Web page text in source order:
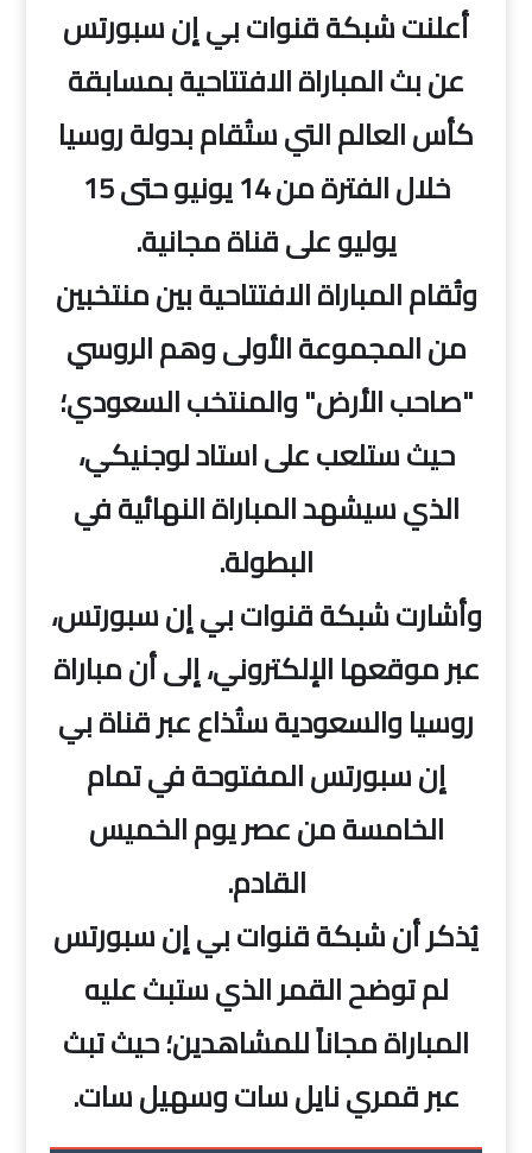
أعلنت شبكة قنوات بي إن سبورتس
عن بث المباراة الافتتاحية بمسابقة
كأس العالم التي ستُقام بدولة روسيا
خلال الفترة من 14 يونيو حتى 15
يوليو على قناة مجانية.
وتُقام المباراة الافتتاحية بين منتخبين
من المجموعة الأولى وهم الروسي
"صاحب الأرض" والمنتخب السعودي؛
حيث ستلعب على استاد لوجنيكي،
الذي سيشهد المباراة النهائية في
البطولة.
وأشارت شبكة قنوات بي إن سبورتس،
عبر موقعها الإلكتروني، إلى أن مباراة
روسيا والسعودية ستُذاع عبر قناة بي
إن سبورتس المفتوحة في تمام
الخامسة من عصر يوم الخميس
القادم.
يُذكر أن شبكة قنوات بي إن سبورتس
لم توضح القمر الذي ستبث عليه
المباراة مجاناً للمشاهدين؛ حيث تبث
عبر قمري نايل سات وسهيل سات.